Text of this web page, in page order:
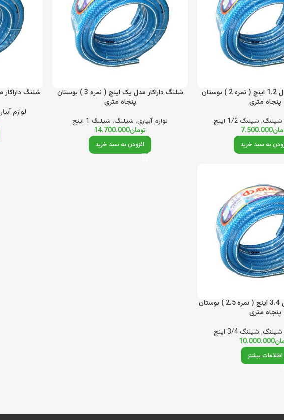
شلنگ داراکار مدل 1.2 اینچ ( نمره 2 ) بوستان
پنجاه متری
شیلنگ, شیلنگ 1/2 اینچ
7.500.000
به سبد خرید
شلنگ داراکار مدل یک اینچ ( نمره 3 ) بوستان
پنجاه متری
لوازم آبیاری, شیلنگ, شیلنگ 1 اینچ
تومان14.700.000
افزودن به سبد خرید
شلنگ داراکار مدل 1.2 اینچ بوستان
لوازم
شلنگ داراکار مدل 3.4 اینچ ( نمره 2.5 ) بوستان
پنجاه متری
شیلنگ, شیلنگ 3/4 اینچ
10.000.000
اطلاعات بیشتر